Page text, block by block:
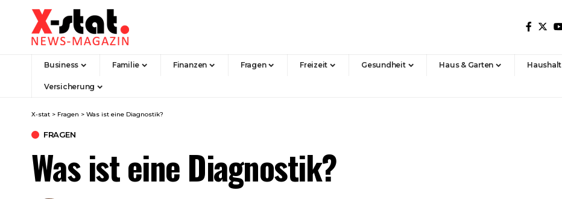
Business Familie Finanzen Fragen Freizeit Gesundheit Haus & Garten Haushalt
Versicherung
X-stat > Fragen > Was ist eine Diagnostik?
FRAGEN
Was ist eine Diagnostik?